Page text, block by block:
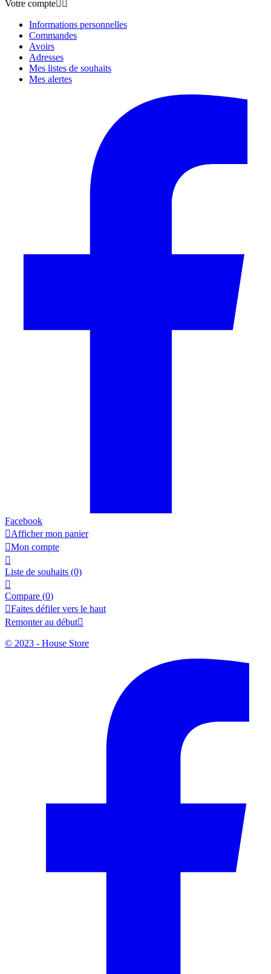
Votre compte 
Informations personnelles
Commandes
Avoirs
Adresses
Mes listes de souhaits
Mes alertes
Facebook
Afficher mon panier
Mon compte

Liste de souhaits (0)

Compare (0)
Faites défiler vers le haut
Remonter au début
© 2023 - House Store